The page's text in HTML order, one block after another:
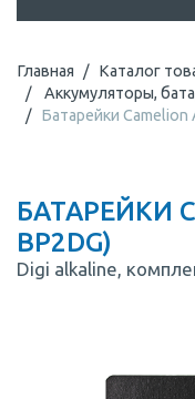
Главная
Каталог
Аккумуляторы,
Батарейки Camelion
БАТАРЕЙКИ
BP2DG)
Digi alkaline,